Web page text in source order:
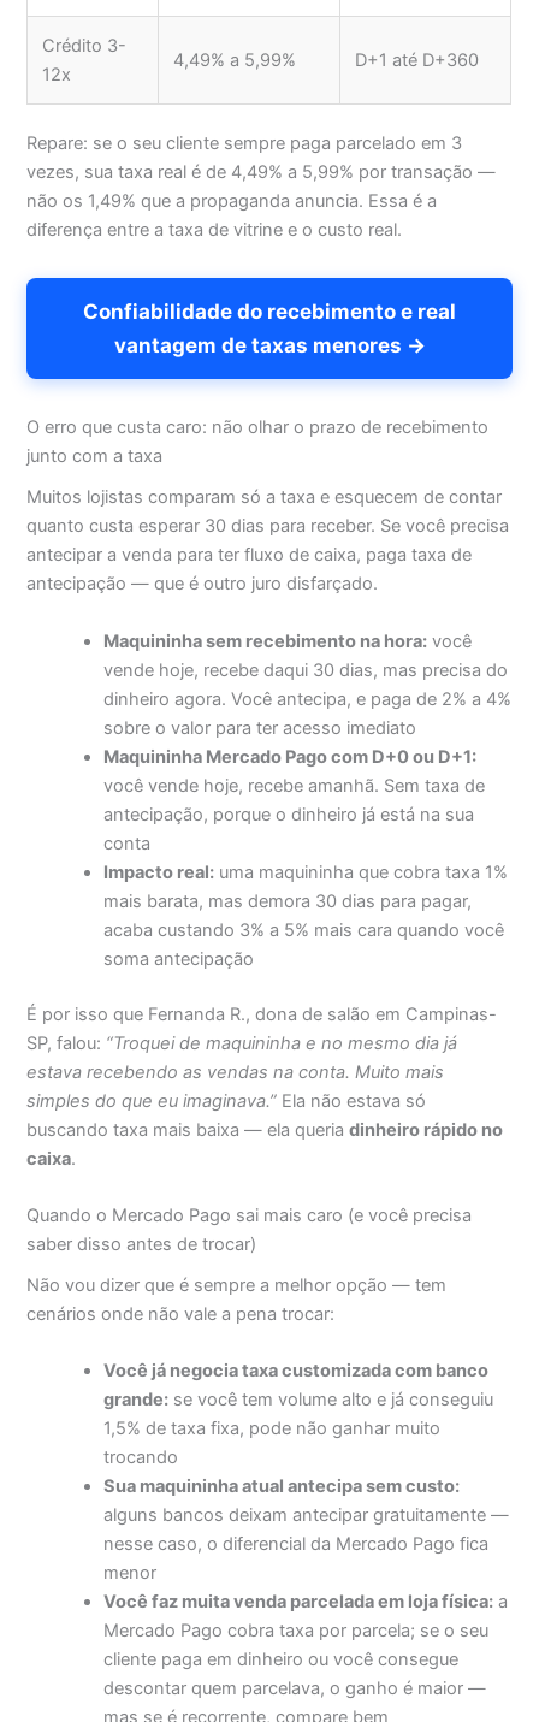
Crédito 3-
12x
4,49% a 5,99% D+1 até D+360
Repare: se o seu cliente sempre paga parcelado em 3
vezes, sua taxa real é de 4,49% a 5,99% por transação —
não os 1,49% que a propaganda anuncia. Essa é a
diferença entre a taxa de vitrine e o custo real.
Confiabilidade do recebimento e real
vantagem de taxas menores →
O erro que custa caro: não olhar o prazo de recebimento
junto com a taxa
Muitos lojistas comparam só a taxa e esquecem de contar
quanto custa esperar 30 dias para receber. Se você precisa
antecipar a venda para ter fluxo de caixa, paga taxa de
antecipação — que é outro juro disfarçado.
Maquininha sem recebimento na hora: você
vende hoje, recebe daqui 30 dias, mas precisa do
dinheiro agora. Você antecipa, e paga de 2% a 4%
sobre o valor para ter acesso imediato
Maquininha Mercado Pago com D+0 ou D+1:
você vende hoje, recebe amanhã. Sem taxa de
antecipação, porque o dinheiro já está na sua
conta
Impacto real: uma maquininha que cobra taxa 1%
mais barata, mas demora 30 dias para pagar,
acaba custando 3% a 5% mais cara quando você
soma antecipação
É por isso que Fernanda R., dona de salão em Campinas-
SP, falou: “Troquei de maquininha e no mesmo dia já
estava recebendo as vendas na conta. Muito mais
simples do que eu imaginava.” Ela não estava só
buscando taxa mais baixa — ela queriadinheiro rápido no
caixa.
Quando o Mercado Pago sai mais caro (e você precisa
saber disso antes de trocar)
Não vou dizer que é sempre a melhor opção — tem
cenários onde não vale a pena trocar:
Você já negocia taxa customizada com banco
grande: se você tem volume alto e já conseguiu
1,5% de taxa fixa, pode não ganhar muito
trocando
Sua maquininha atual antecipa sem custo:
alguns bancos deixam antecipar gratuitamente —
nesse caso, o diferencial da Mercado Pago fica
menor
Você faz muita venda parcelada em loja física: a
Mercado Pago cobra taxa por parcela; se o seu
cliente paga em dinheiro ou você consegue
descontar quem parcelava, o ganho é maior —